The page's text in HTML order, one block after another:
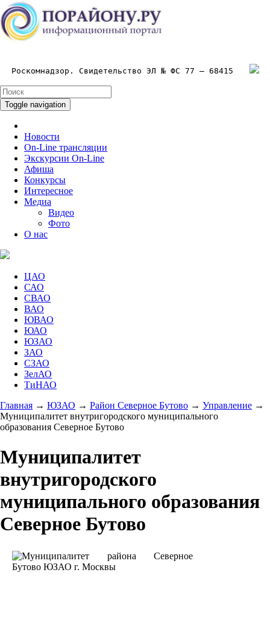
Роскомнадзор. Свидетельство ЭЛ № ФС 77 – 68415
Toggle navigation
Новости
On-Line трансляции
Экскурсии On-Line
Афиша
Конкурсы
Интересное
Медиа
Видео
Фото
О нас
ЦАО
САО
СВАО
ВАО
ЮВАО
ЮАО
ЮЗАО
ЗАО
СЗАО
ЗелАО
ТиНАО
Главная → ЮЗАО → Район Северное Бутово → Управление →
Муниципалитет внутригородского муниципального
образования Северное Бутово
Муниципалитет
внутригородского
муниципального образования
Северное Бутово